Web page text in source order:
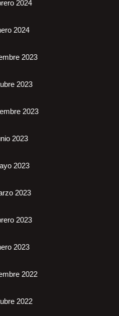
2024
2024
2023
2023
2023
2023
2023
2023
2023
2023
2022
2022